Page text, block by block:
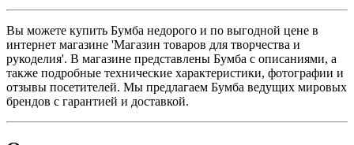
Вы можете купить Бумба недорого и по выгодной цене в
интернет магазине 'Магазин товаров для творчества и
рукоделия'. В магазине представлены Бумба с описаниями, а
также подробные технические характеристики, фотографии и
отзывы посетителей. Мы предлагаем Бумба ведущих мировых
брендов с гарантией и доставкой.